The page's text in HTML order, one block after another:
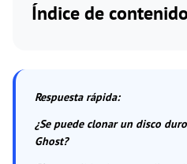
Índice de
Respuesta rápida:
¿Se puede clonar un disco
Ghost?